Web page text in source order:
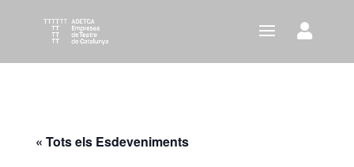
« Tots els Esdeveniments